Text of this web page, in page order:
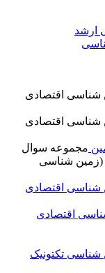
مجموعه سوال
(زمین شناسی
اقتصادی